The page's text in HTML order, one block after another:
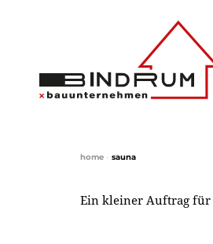
home sauna
Ein kleiner Auftrag für